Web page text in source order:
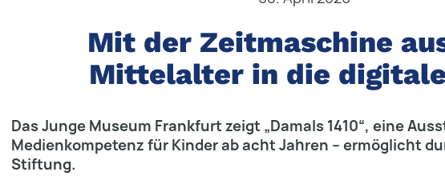
Mit der Zeitmaschine
Mittelalter in die
Das Junge Museum Frankfurt zeigt „Damals 1410“, eine
Medienkompetenz für Kinder ab acht Jahren – ermöglicht
Stiftung.